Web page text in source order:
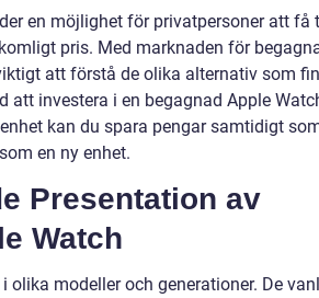
en möjlighet för privatpersoner att få
pris. Med marknaden för
att förstå de olika alternativ som
att investera i en begagnad Apple
kan du spara pengar samtidigt
en ny enhet.
Presentation av
Watch
olika modeller och generationer. De